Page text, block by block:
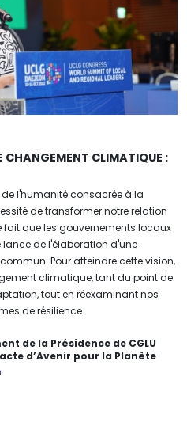
CHANGEMENT CLIMATIQUE :
l'humanité consacrée à la
de transformer notre relation
fait que les gouvernements locaux
lance de l'élaboration d'une
Pour atteindre cette vision,
climatique, tant du point de
tout en réexaminant nos
de résilience.
de la Présidence de CGLU
d’Avenir pour la Planète